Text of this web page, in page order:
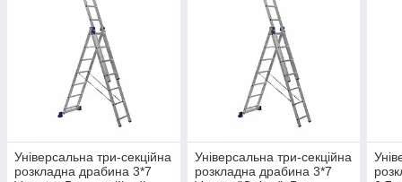
Універсальна три-секційна
розкладна драбина 3*7
Універсальна три-секційна
розкладна драбина 3*7